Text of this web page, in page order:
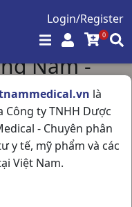
Login/Register
0
là
ty TNHH Dược
- Chuyên phân
y tế, mỹ phẩm và các
Việt Nam.
Nấm -
Nấm - Kháng Virus